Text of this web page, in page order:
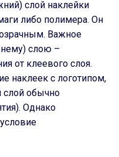
слой наклейки
либо полимера. Он
Важное
слою –
от клеевого слоя.
наклеек с логотипом,
слой обычно
Однако